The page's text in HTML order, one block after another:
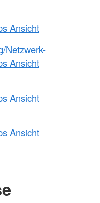
Ansicht
Netzwerk-
Ansicht
Ansicht
Ansicht